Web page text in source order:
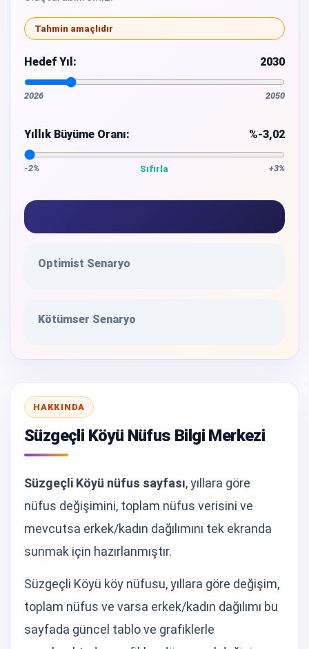
Tahmin amaçlıdır
Hedef Yıl: 2030
2026 2050
Yıllık Büyüme Oranı: %-3,02
-2% Sıfırla +3%
Optimist Senaryo
Kötümser Senaryo
HAKKINDA
Süzgeçli Köyü Nüfus Bilgi Merkezi
Süzgeçli Köyü nüfus sayfası, yıllara göre
nüfus değişimini, toplam nüfus verisini ve
mevcutsa erkek/kadın dağılımını tek ekranda
sunmak için hazırlanmıştır.
Süzgeçli Köyü köy nüfusu, yıllara göre değişim,
toplam nüfus ve varsa erkek/kadın dağılımı bu
sayfada güncel tablo ve grafiklerle